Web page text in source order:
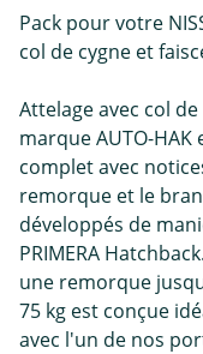
Pack pour votre
col de cygne et
Attelage avec col
marque AUTO-
complet avec
remorque et le
développés de
PRIMERA
une remorque
75 kg est conçue
avec l'un de nos